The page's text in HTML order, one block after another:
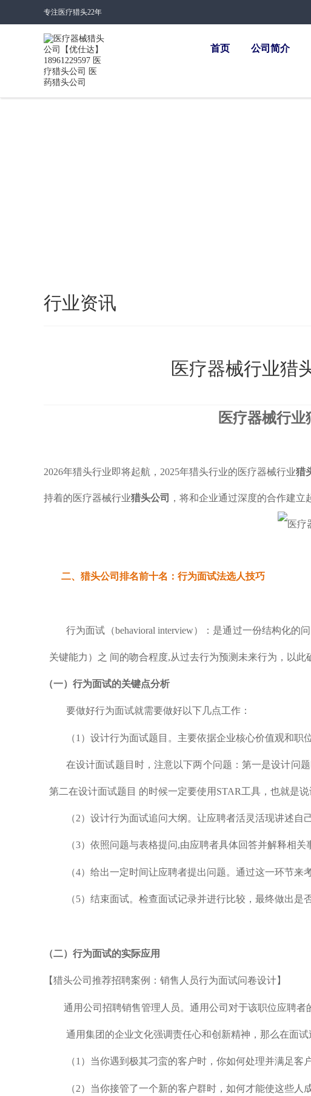
专注医疗猎头22年
首页 公司简介
行业资讯
医疗器械行业猎
医疗器械行业
2026年猎头行业即将起航，2025年猎头行业的医疗器械行业猎
持着的医疗器械行业猎头公司 ，将和企业通过深度的合作建
二、 猎头公司排名前十名： 行为面试法选人技巧
行为面试（behavioral interview）：是通过一份结构化
关键能力）之 间的吻合程度,从过去行为预测未来行为，以
（一）行为面试的关键点分析
要做好行为面试就需要做好以下几点工作：
（1）设计行为面试题目。主要依据企业核心价值观和
在设计面试题目时，注意以下两个问题：第一是设计问
第二在设计面试题目 的时候一定要使用STAR工具，也就是
（2）设计行为面试追问大纲。让应聘者活灵活现讲述自
（3）依照问题与表格提问,由应聘者具体回答并解释相关
（4）给出一定时间让应聘者提出问题。通过这一环节
（5）结束面试。检查面试记录并进行比较，最终做出
（二）行为面试的实际应用
【猎头公司推荐招聘案例：销售人员行为面试问卷设计】
通用公司招聘销售管理人员。通用公司对于该职位应聘
通用集团的企业文化强调责任心和创新精神，那么在面
（1）当你遇到极其刁蛮的客户时，你如何处理并满足客
（2）当你接管了一个新的客户群时，如何才能使这些人